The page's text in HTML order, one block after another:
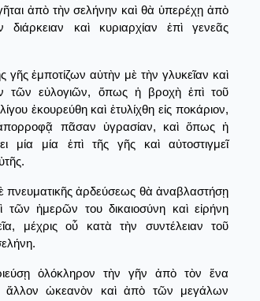
ἀπὸ τὴν σελήνην καὶ θὰ ὑπερέχῃ ἀπὸ
διάρκειαν καὶ κυριαρχίαν ἐπὶ γενεᾶς
γῆς ἐμποτίζων αὐτὴν μὲ τὴν γλυκεῖαν καὶ
τῶν εὐλογιῶν, ὅπως ἡ βροχὴ ἐπὶ τοῦ
ἐκουρεύθη καὶ ἐτυλίχθη εἰς ποκάριον,
πᾶσαν ὑγρασίαν, καὶ ὅπως ἡ
μία μία ἐπὶ τῆς γῆς καὶ αὐτοστιγμεῖ
πνευματικῆς ἀρδεύσεως θὰ ἀναβλαστήσῃ
τῶν ἡμερῶν του δικαιοσύνη καὶ εἰρήνη
μέχρις οὗ κατὰ τὴν συντέλειαν τοῦ
ὁλόκληρον τὴν γῆν ἀπὸ τὸν ἕνα
ὠκεανὸν καὶ ἀπὸ τῶν μεγάλων